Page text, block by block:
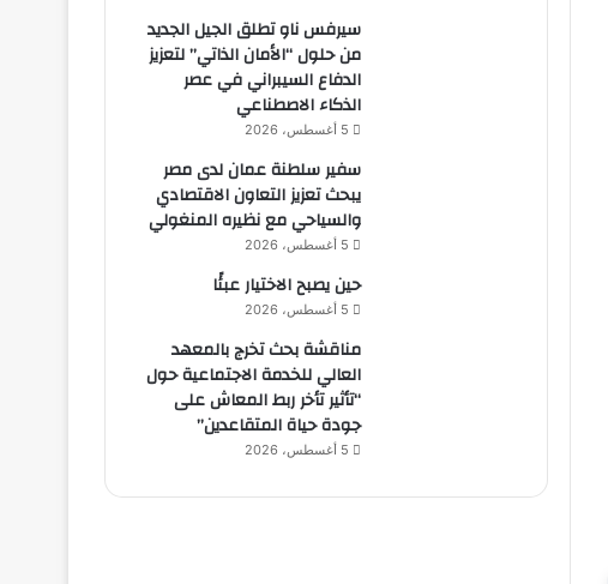
سيرفس ناو تطلق الجيل الجديد
من حلول “الأمان الذاتي” لتعزيز
الدفاع السيبراني في عصر
الذكاء الاصطناعي
5 أغسطس، 2026
سفير سلطنة عمان لدى مصر
يبحث تعزيز التعاون الاقتصادي
والسياحي مع نظيره المنغولي
5 أغسطس، 2026
حين يصبح الاختيار عبئًا
5 أغسطس، 2026
مناقشة بحث تخرج بالمعهد
العالي للخدمة الاجتماعية حول
“تأثير تأخر ربط المعاش على
جودة حياة المتقاعدين”
5 أغسطس، 2026